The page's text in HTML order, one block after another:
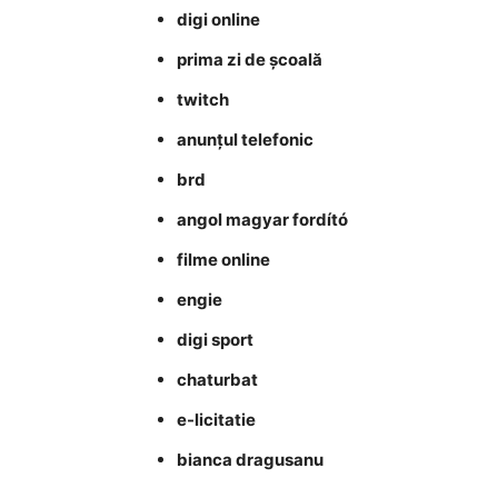
digi online
prima zi de școală
twitch
anunțul telefonic
brd
angol magyar fordító
filme online
engie
digi sport
chaturbat
e-licitatie
bianca dragusanu